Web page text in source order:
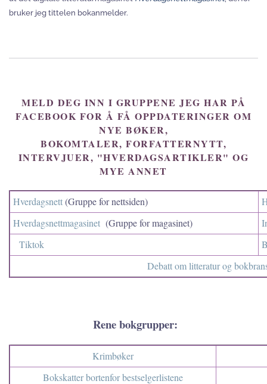
bruker jeg tittelen bokanmelder.
MELD DEG INN I GRUPPENE JEG HAR PÅ
FACEBOOK FOR Å FÅ OPPDATERINGER OM
NYE BØKER,
BOKOMTALER, FORFATTERNYTT,
INTERVJUER, "HVERDAGSARTIKLER" OG
MYE ANNET
Hverdagsnett(Gruppe for nettsiden)
Hverdagsnettmagasinet (Gruppe for magasinet)
Tiktok
Debatt om litteratur og
Rene bokgrupper:
Krimbøker
Bokskatter bortenfor bestselgerlistene